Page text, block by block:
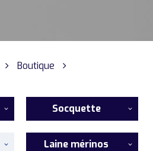
Boutique
Socquette
Laine mérinos